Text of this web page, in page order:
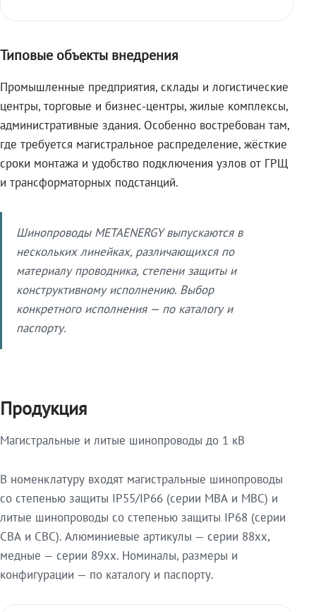
Типовые объекты внедрения
Промышленные предприятия, склады и логистические
центры, торговые и бизнес-центры, жилые комплексы,
административные здания. Особенно востребован там,
где требуется магистральное распределение, жёсткие
сроки монтажа и удобство подключения узлов от ГРЩ
и трансформаторных подстанций.
Шинопроводы METAENERGY выпускаются в
нескольких линейках, различающихся по
материалу проводника, степени защиты и
конструктивному исполнению. Выбор
конкретного исполнения — по каталогу и
паспорту.
Продукция
Магистральные и литые шинопроводы до 1 кВ
В номенклатуру входят магистральные шинопроводы
со степенью защиты IP55/IP66 (серии МВА и МВС) и
литые шинопроводы со степенью защиты IP68 (серии
СВА и СВС). Алюминиевые артикулы — серии 88xx,
медные — серии 89xx. Номиналы, размеры и
конфигурации — по каталогу и паспорту.